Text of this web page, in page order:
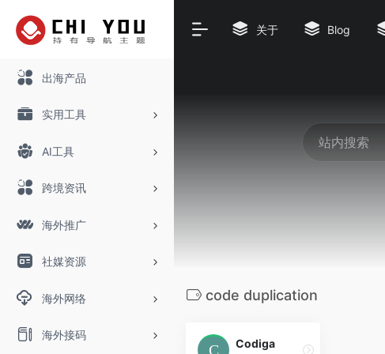
出海产品
实用工具
AI工具
跨境资讯
海外推广
社媒资源
海外网络
海外接码
关于 Blog
code duplication
Codiga